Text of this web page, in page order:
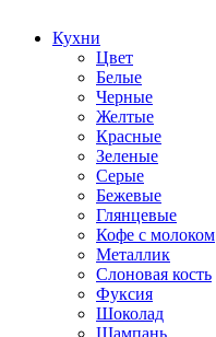
Кухни
Цвет
Белые
Черные
Желтые
Красные
Зеленые
Серые
Бежевые
Глянцевые
Кофе с молоком
Металлик
Слоновая кость
Фуксия
Шоколад
Шампань